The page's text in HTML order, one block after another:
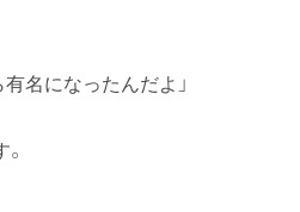
名になったんだよ」